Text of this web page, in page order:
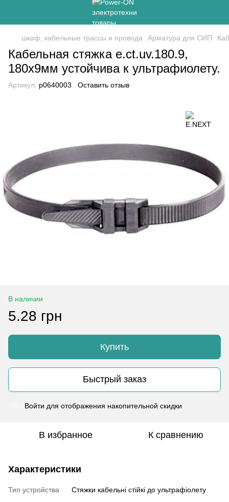
шкаф, кабельные трассы и провода Арматура для СИП
Кабельная стяжка e.ct.uv.180.9,
180х9мм устойчива к ультрафиолету.
Артикул: p0640003 Оставить отзыв
В наличии
5.28 грн
Купить
Быстрый заказ
Войти для отображения накопительной скидки
В избранное К сравнению
Характеристики
Тип устройства Стяжки кабельні стійкі до ультрафіолету